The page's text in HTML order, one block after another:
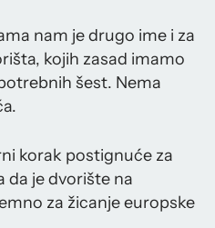
nam je drugo ime i za
kojih zasad imamo
šest. Nema
korak postignuće za
da je dvorište na
za žicanje europske